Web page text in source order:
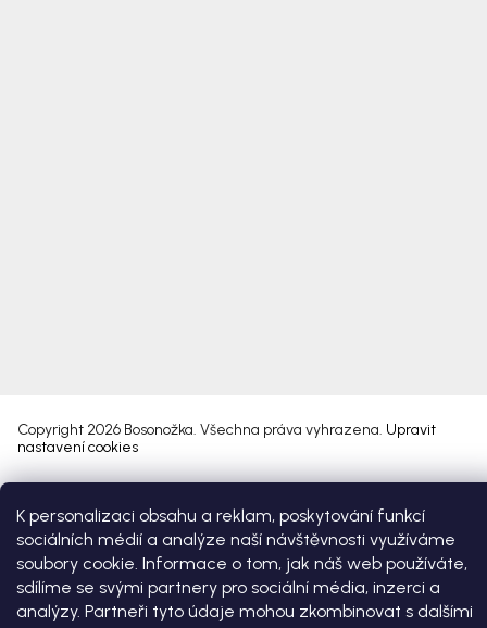
K personalizaci obsahu a reklam, poskytování funkcí
sociálních médií a analýze naší návštěvnosti využíváme
soubory cookie. Informace o tom, jak náš web používáte,
sdílíme se svými partnery pro sociální média, inzerci a
analýzy. Partneři tyto údaje mohou zkombinovat s dalšími
Copyright 2026 Bosonožka. Všechna práva vyhrazena. Upravit
nastavení cookies